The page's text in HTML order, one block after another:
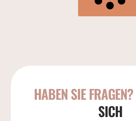
HABEN SIE FRAGEN?
SICH